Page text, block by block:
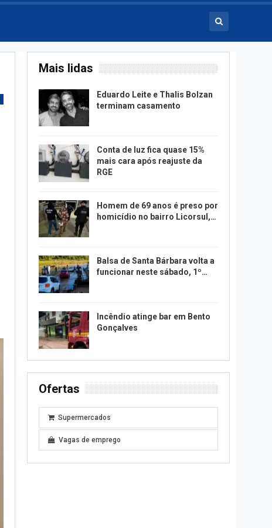
Mais lidas
Eduardo Leite e Thalis Bolzan
terminam casamento
Conta de luz fica quase 15%
mais cara após reajuste da
RGE
Homem de 69 anos é preso por
homicídio no bairro Licorsul,…
Balsa de Santa Bárbara volta a
funcionar neste sábado, 1º…
Incêndio atinge bar em Bento
Gonçalves
Ofertas
Supermercados
Vagas de emprego